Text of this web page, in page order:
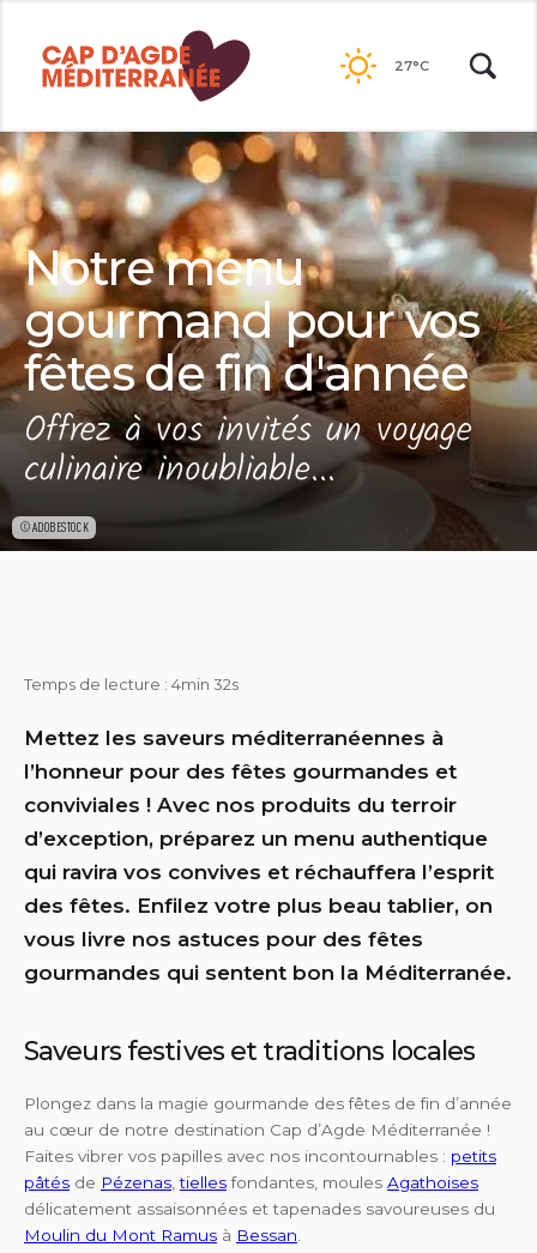
contenu
27°C
©ADOBESTOCK
Notre menu
gourmand pour vos
fêtes de fin d'année
Offrez à vos invités un voyage
culinaire inoubliable...
Temps de lecture : 4min 32s
Mettez les saveurs méditerranéennes à
l’honneur pour des fêtes gourmandes et
conviviales ! Avec nos produits du terroir
d’exception, préparez un menu authentique
qui ravira vos convives et réchauffera l’esprit
des fêtes. Enfilez votre plus beau tablier, on
vous livre nos astuces pour des fêtes
gourmandes qui sentent bon la Méditerranée.
Saveurs festives et traditions locales
Plongez dans la magie gourmande des fêtes de fin d’année
au cœur de notre destination Cap d’Agde Méditerranée !
Faites vibrer vos papilles avec nos incontournables : petits
pâtés de Pézenas ,tiellesfondantes, moules Agathoises
délicatement assaisonnées et tapenades savoureuses du
Moulin du Mont Ramus à Bessan